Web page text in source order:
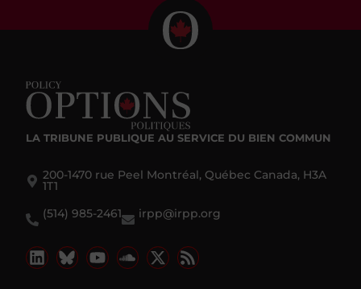
LA TRIBUNE PUBLIQUE AU SERVICE DU BIEN COMMUN
200-1470 rue Peel Montréal, Québec Canada, H3A
1T1
(514) 985-2461
irpp@irpp.org